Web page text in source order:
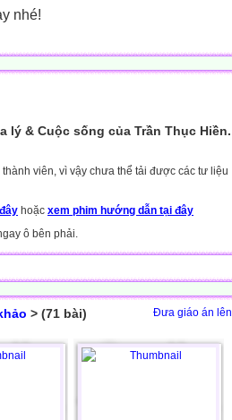
nhé!
lý & Cuộc sống của Trần Thục Hiền.
viên, vì vậy chưa thể tải được các tư liệu
hoặc xem phim hướng dẫn tại đây
ô bên phải.
Đưa giáo án lên
> (71 bài)